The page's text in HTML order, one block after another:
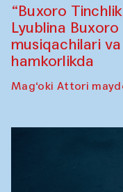
“Buxoro
Lyublina
musiqachilari
hamkorlikda
Mag‘oki Attori